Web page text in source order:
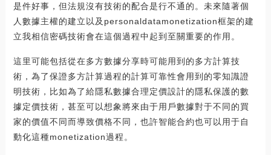
是件好事，但法規沒有技術的配合是行不通的。未來隨著個
人數據主權的建立以及personaldatamonetization框架的建
立我相信密碼技術會在這個過程中起到至關重要的作用。
這里可能包括從在多方數據分享時可能用到的多方計算技
術，為了保證多方計算過程的計算可靠性會用到的零知識證
明技術，比如為了給隱私數據合理定價設計的隱私保護的數
據定價技術，甚至可以想象將來由于用戶數據對于不同的買
家的價值不同而導致價格不同，也許智能合約也可以用于自
動化這種monetization過程。